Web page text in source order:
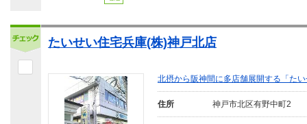
たいせい住宅兵庫(株)神戸北店
北摂から阪神間に多店舗展開する「た
住所 神戸市北区有野中町2